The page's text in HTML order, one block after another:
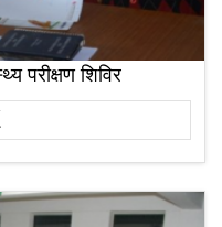
परीक्षण शिविर